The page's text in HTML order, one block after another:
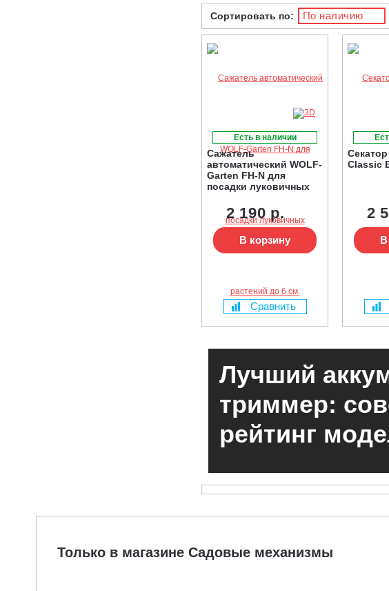
Сортировать по: По наличию
Есть в наличии
Сажатель
автоматический WOLF-
Garten FH-N для
посадки луковичных
2 190 р.
В корзину
Сравнить
Classic
2
В
Лучший
триммер:
рейтинг
Только в магазине Садовые механизмы